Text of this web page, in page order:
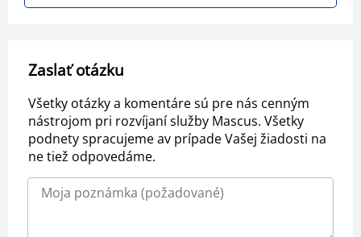
Zaslať otázku
Všetky otázky a komentáre sú pre nás cenným
nástrojom pri rozvíjaní služby Mascus. Všetky
podnety spracujeme av prípade Vašej žiadosti na
ne tiež odpovedáme.